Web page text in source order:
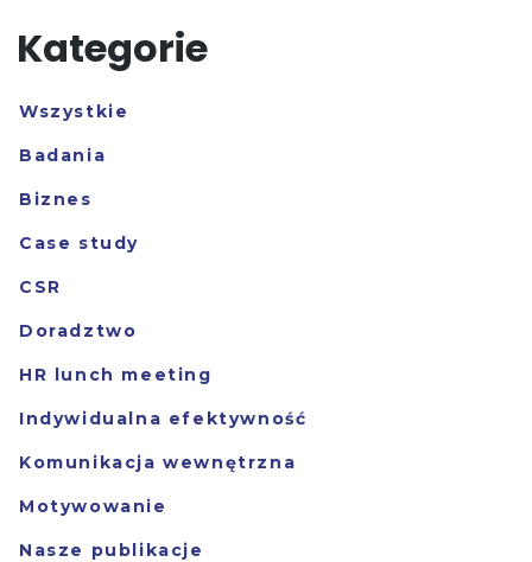
Kategorie
Wszystkie
Badania
Biznes
Case study
CSR
Doradztwo
HR lunch meeting
Indywidualna efektywność
Komunikacja wewnętrzna
Motywowanie
Nasze publikacje